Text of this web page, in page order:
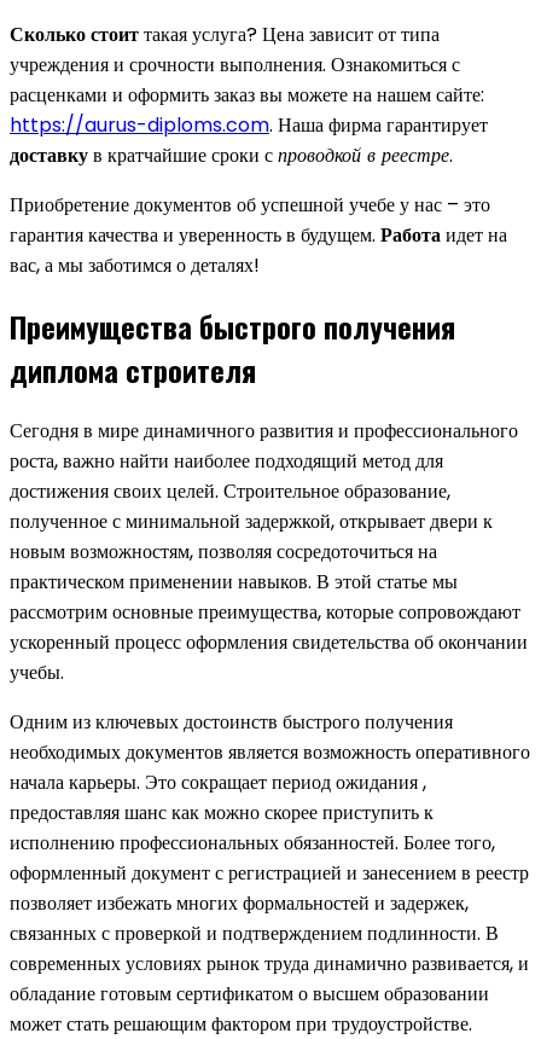
Сколько стоиттакая услуга? Цена зависит от типа
учреждения и срочности выполнения. Ознакомиться с
расценками и оформить заказ вы можете на нашем сайте:
https://aurus-diploms.com. Наша фирма гарантирует
доставкув кратчайшие сроки спроводкой в реестре.
Приобретение документов об успешной учебе у нас – это
гарантия качества и уверенность в будущем. Работаидет на
вас, а мы заботимся о деталях!
Преимущества быстрого получения
диплома строителя
Сегодня в мире динамичного развития и профессионального
роста, важно найти наиболее подходящий метод для
достижения своих целей. Строительное образование,
полученное с минимальной задержкой, открывает двери к
новым возможностям, позволяя сосредоточиться на
практическом применении навыков. В этой статье мы
рассмотрим основные преимущества, которые сопровождают
ускоренный процесс оформления свидетельства об окончании
учебы.
Одним из ключевых достоинств быстрого получения
необходимых документов является возможность оперативного
начала карьеры. Это сокращает период ожидания ,
предоставляя шанс как можно скорее приступить к
исполнению профессиональных обязанностей. Более того,
оформленный документ с регистрацией и занесением в реестр
позволяет избежать многих формальностей и задержек,
связанных с проверкой и подтверждением подлинности. В
современных условиях рынок труда динамично развивается, и
обладание готовым сертификатом о высшем образовании
может стать решающим фактором при трудоустройстве.